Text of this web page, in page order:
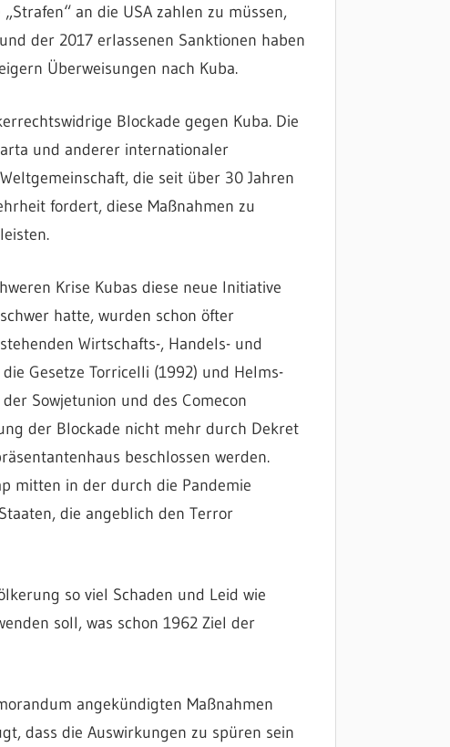
an die USA zahlen zu müssen,
der 2017 erlassenen Sanktionen haben
Überweisungen nach Kuba.
Blockade gegen Kuba. Die
und anderer internationaler
die seit über 30 Jahren
fordert, diese Maßnahmen zu
Krise Kubas diese neue Initiative
hatte, wurden schon öfter
Wirtschafts-, Handels- und
Gesetze Torricelli (1992) und Helms-
Sowjetunion und des Comecon
der Blockade nicht mehr durch Dekret
beschlossen werden.
mitten in der durch die Pandemie
die angeblich den Terror
so viel Schaden und Leid wie
soll, was schon 1962 Ziel der
angekündigten Maßnahmen
dass die Auswirkungen zu spüren sein